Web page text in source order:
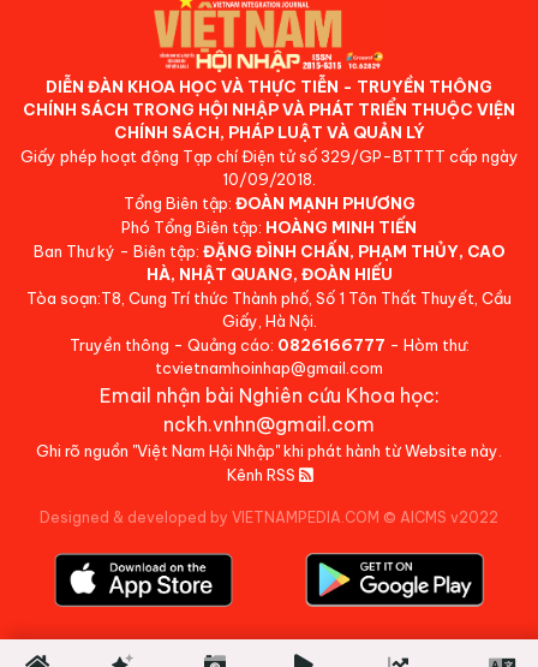
DIỄN ĐÀN KHOA HỌC VÀ THỰC TIỄN - TRUYỀN THÔNG
CHÍNH SÁCH TRONG HỘI NHẬP VÀ PHÁT TRIỂN THUỘC VIỆN
CHÍNH SÁCH, PHÁP LUẬT VÀ QUẢN LÝ
Giấy phép hoạt động Tạp chí Điện tử số 329/GP-BTTTT cấp ngày
10/09/2018.
Tổng Biên tập: ĐOÀN MẠNH PHƯƠNG
Phó Tổng Biên tập: HOÀNG MINH TIẾN
Ban Thư ký - Biên tập: ĐẶNG ĐÌNH CHẤN, PHẠM THỦY, CAO
HÀ, NHẬT QUANG, ĐOÀN HIẾU
Tòa soạn:T8, Cung Trí thức Thành phố, Số 1 Tôn Thất Thuyết, Cầu
Giấy, Hà Nội.
Truyền thông - Quảng cáo: 0826166777 - Hòm thư:
tcvietnamhoinhap@gmail.com
Email nhận bài Nghiên cứu Khoa học:
nckh.vnhn@gmail.com
Ghi rõ nguồn "Việt Nam Hội Nhập" khi phát hành từ Website này.
Kênh RSS
Designed & developed by VIETNAMPEDIA.COM © AICMS v2022